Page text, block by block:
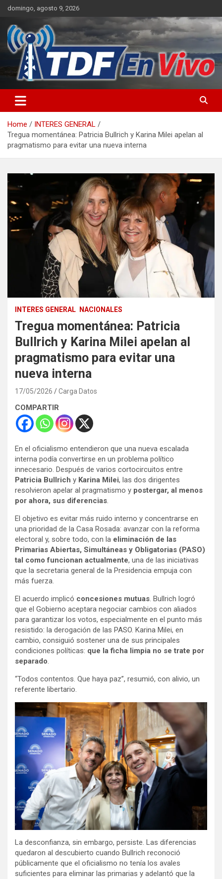
Skip
content
domingo, agosto 9, 2026
Home
INTERES GENERAL
Tregua momentánea: Patricia Bullrich y Karina Milei apelan al
pragmatismo para evitar una nueva interna
INTERES GENERAL NACIONALES
Tregua momentánea: Patricia
Bullrich y Karina Milei apelan al
pragmatismo para evitar una
nueva interna
17/05/2026 Carga Datos
COMPARTIR
En el oficialismo entendieron que una nueva escalada
interna podía convertirse en un problema político
innecesario. Después de varios cortocircuitos entre
Patricia Bullrich y Karina Milei, las dos dirigentes
resolvieron apelar al pragmatismo y postergar, al menos
por ahora, sus diferencias
El objetivo es evitar más ruido interno y concentrarse en
una prioridad de la Casa Rosada: avanzar con la reforma
electoral y, sobre todo, con la eliminación de las
Primarias Abiertas, Simultáneas y Obligatorias (PASO)
tal como funcionan actualmente, una de las iniciativas
que la secretaria general de la Presidencia empuja con
más fuerza.
El acuerdo implicó concesiones mutuas . Bullrich logró
que el Gobierno aceptara negociar cambios con aliados
para garantizar los votos, especialmente en el punto más
resistido: la derogación de las PASO. Karina Milei, en
cambio, consiguió sostener una de sus principales
condiciones políticas: que la ficha limpia no se trate por
separado
“Todos contentos. Que haya paz”, resumió, con alivio, un
referente libertario.
La desconfianza, sin embargo, persiste. Las diferencias
quedaron al descubierto cuando Bullrich reconoció
públicamente que el oficialismo no tenía los avales
suficientes para eliminar las primarias y adelantó que la